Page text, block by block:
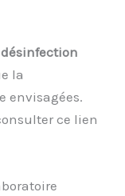
désinfection
la
envisagées.
ce lien